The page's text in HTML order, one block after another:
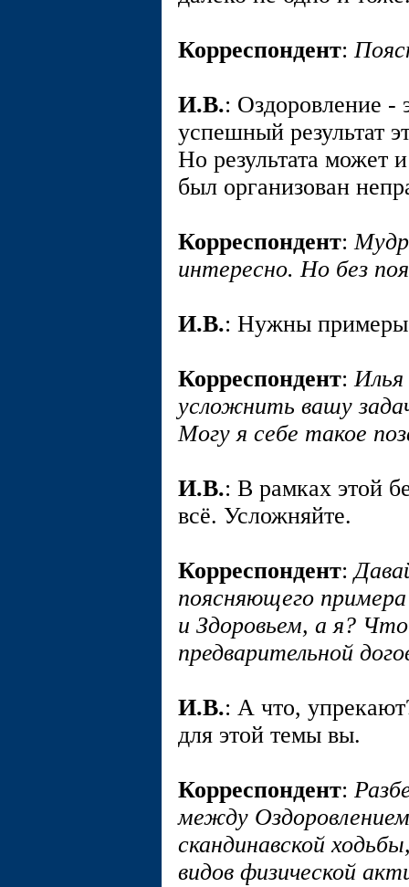
Корреспондент:
И.В.: Оздоровление -
успешный результат
Но результата может
был организован
Корреспондент:
интересно. Но без
И.В.: Нужны
Корреспондент:Илья
усложнить вашу
Могу я себе такое
И.В.: В рамках этой
всё. Усложняйте.
Корреспондент:
поясняющего
и Здоровьем, а я?
предварительной
И.В.: А что,
для этой темы вы.
Корреспондент:
между
скандинавской
видов физической